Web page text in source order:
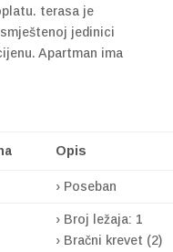
terasa je
jedinici
Apartman ima
Opis
› Poseban
› Broj ležaja: 1
› Bračni krevet (2)